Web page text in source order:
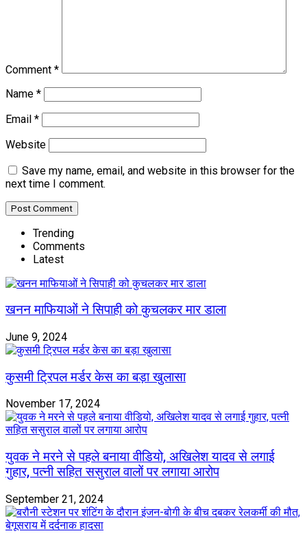
Comment *
Name *
Email *
Website
Save my name, email, and website in this browser for the
next time I comment.
Trending
Comments
Latest
खनन माफियाओं ने सिपाही को कुचलकर मार डाला
June 9, 2024
कुसमी ट्रिपल मर्डर केस का बड़ा खुलासा
November 17, 2024
युवक ने मरने से पहले बनाया वीडियो, अखिलेश यादव से लगाई
गुहार, पत्नी सहित ससुराल वालों पर लगाया आरोप
September 21, 2024